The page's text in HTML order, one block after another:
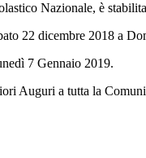
Nazionale, è
22 dicembre 2018 a
7 Gennaio 2019.
Auguri a tutta la